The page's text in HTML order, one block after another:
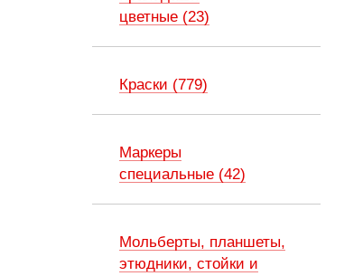
цветные (23)
Краски (779)
Маркеры
специальные (42)
Мольберты, планшеты,
этюдники, стойки и